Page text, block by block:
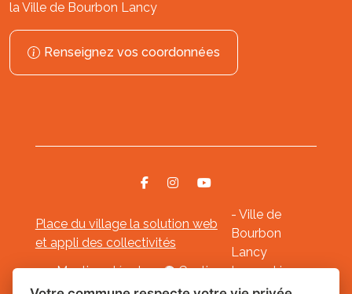
la Ville de Bourbon Lancy
Renseignez vos coordonnées
Place du village la solution web
et appli des collectivités
- Ville de
Bourbon
Lancy
Mentions légales- Gestion des cookies